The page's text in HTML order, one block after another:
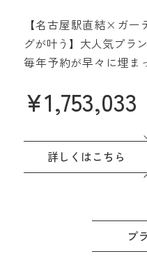
【名古屋駅直結×ガー
グが叶う】大人気プラ
毎年予約が早々に埋ま
名駅直結&緑あふれる
屋城も一望できる眺望
評価の料理は一番のおも
ドレスなど贅沢な特典
っくり進めよう！
¥1,753,033
詳しくはこちら
プ